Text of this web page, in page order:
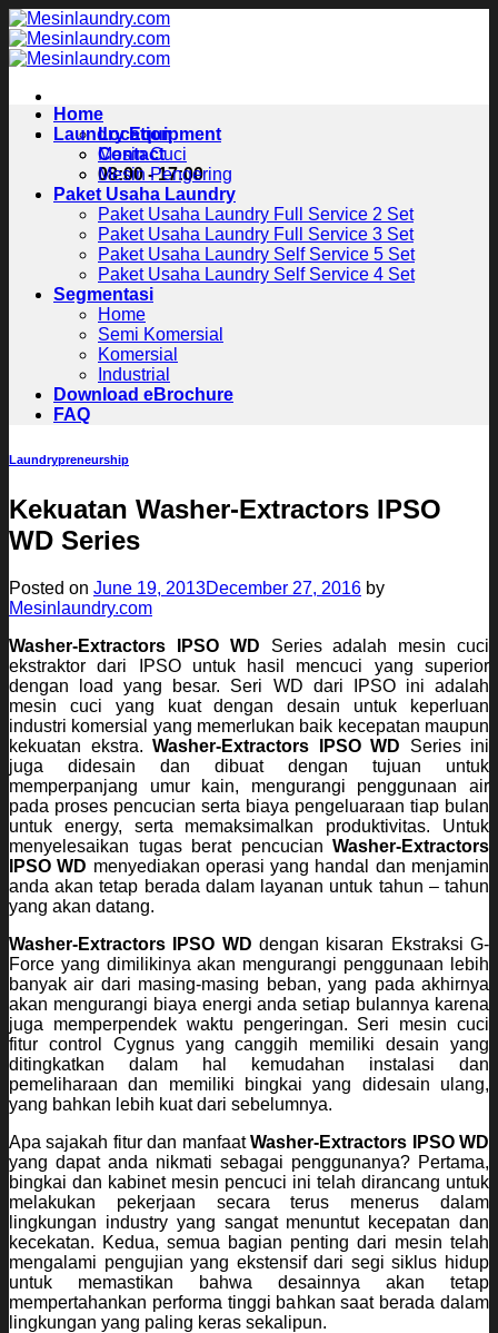
Skip
to
content
Location
Contact
08:00 - 17:00
Home
Laundry Equipment
Mesin Cuci
Mesin Pengering
Paket Usaha Laundry
Paket Usaha Laundry Full Service 2 Set
Paket Usaha Laundry Full Service 3 Set
Paket Usaha Laundry Self Service 5 Set
Paket Usaha Laundry Self Service 4 Set
Segmentasi
Home
Semi Komersial
Komersial
Industrial
Download eBrochure
FAQ
Laundrypreneurship
Kekuatan Washer-Extractors IPSO
WD Series
Posted on June 19, 2013December 27, 2016 by
Mesinlaundry.com
Washer-Extractors IPSO WD Series adalah mesin cuci
ekstraktor dari IPSO untuk hasil mencuci yang superior
dengan load yang besar. Seri WD dari IPSO ini adalah
mesin cuci yang kuat dengan desain untuk keperluan
industri komersial yang memerlukan baik kecepatan maupun
kekuatan ekstra. Washer-Extractors IPSO WD Series ini
juga didesain dan dibuat dengan tujuan untuk
memperpanjang umur kain, mengurangi penggunaan air
pada proses pencucian serta biaya pengeluaraan tiap bulan
untuk energy, serta memaksimalkan produktivitas. Untuk
menyelesaikan tugas berat pencucian Washer-Extractors
IPSO WD menyediakan operasi yang handal dan menjamin
anda akan tetap berada dalam layanan untuk tahun – tahun
yang akan datang.
Washer-Extractors IPSO WD dengan kisaran Ekstraksi G-
Force yang dimilikinya akan mengurangi penggunaan lebih
banyak air dari masing-masing beban, yang pada akhirnya
akan mengurangi biaya energi anda setiap bulannya karena
juga memperpendek waktu pengeringan. Seri mesin cuci
fitur control Cygnus yang canggih memiliki desain yang
ditingkatkan dalam hal kemudahan instalasi dan
pemeliharaan dan memiliki bingkai yang didesain ulang,
yang bahkan lebih kuat dari sebelumnya.
Apa sajakah fitur dan manfaatWasher-Extractors IPSO WD
yang dapat anda nikmati sebagai penggunanya? Pertama,
bingkai dan kabinet mesin pencuci ini telah dirancang untuk
melakukan pekerjaan secara terus menerus dalam
lingkungan industry yang sangat menuntut kecepatan dan
kecekatan. Kedua, semua bagian penting dari mesin telah
mengalami pengujian yang ekstensif dari segi siklus hidup
untuk memastikan bahwa desainnya akan tetap
mempertahankan performa tinggi bahkan saat berada dalam
lingkungan yang paling keras sekalipun.